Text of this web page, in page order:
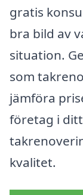
gratis
bra bild av
situation.
som
jämföra
företag i
kvalitet.